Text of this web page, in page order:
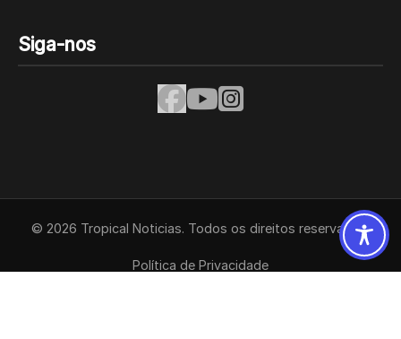
Siga-nos
© 2026 Tropical Noticias. Todos os direitos reservados.
Política de Privacidade